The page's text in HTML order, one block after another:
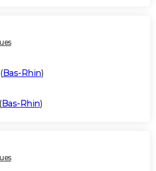
(Bas-Rhin)
(Bas-Rhin)